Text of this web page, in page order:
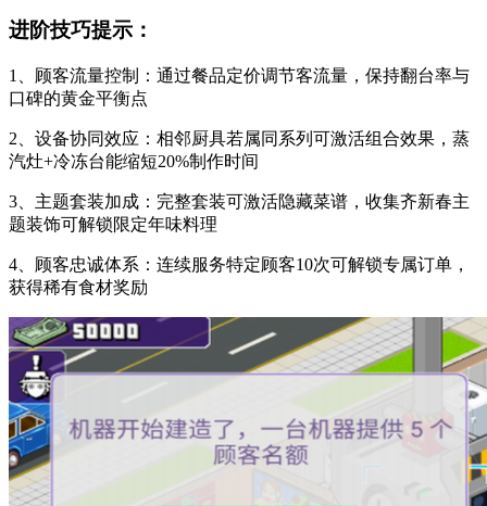
进阶技巧提示：
1、顾客流量控制：通过餐品定价调节客流量，保持翻台率与
口碑的黄金平衡点
2、设备协同效应：相邻厨具若属同系列可激活组合效果，蒸
汽灶+冷冻台能缩短20%制作时间
3、主题套装加成：完整套装可激活隐藏菜谱，收集齐新春主
题装饰可解锁限定年味料理
4、顾客忠诚体系：连续服务特定顾客10次可解锁专属订单，
获得稀有食材奖励